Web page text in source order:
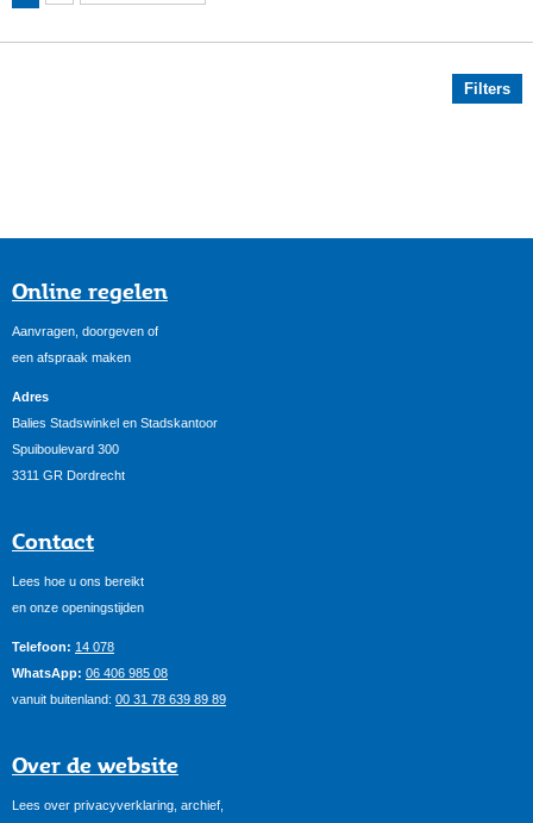
Filters
Online regelen
Aanvragen, doorgeven of
een afspraak maken
Adres
Balies Stadswinkel en Stadskantoor
Spuiboulevard 300
3311 GR Dordrecht
Contact
Lees hoe u ons bereikt
en onze openingstijden
Telefoon: 14 078
WhatsApp: 06 406 985 08
vanuit buitenland: 00 31 78 639 89 89
Over de website
Lees over privacyverklaring, archief,